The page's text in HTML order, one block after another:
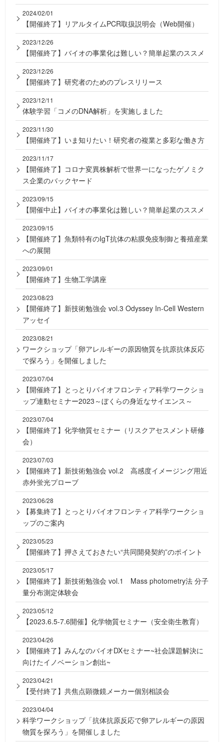
2024/02/01
【開催終了】リアルタイムPCR取扱説明会（Web開催）
2023/12/26
【開催終了】バイオの事業化は難しい？簡単起業のススメ
2023/12/26
【開催終了】研究者のためのプレスリリース
2023/12/11
体験学習「コメのDNA解析」を実施しました
2023/11/30
【開催終了】いま知りたい！研究者の複業と多彩な働き方
2023/11/17
【開催終了】コロナ変異株解析で世界一になったゲノミク
ス企業のバックヤード
2023/09/15
【開催中止】バイオの事業化は難しい？簡単起業のススメ
2023/09/15
【開催終了】魚類特有のIgT抗体の粘膜免疫制御と養殖産業
への展開
2023/09/01
【開催終了】生物工学講座
2023/08/23
【開催終了】新技術勉強会 vol.3 Odyssey In-Cell Western
アッセイ
2023/08/21
ワークショップ「卵アレルギーの原因物質を抗原抗体反応
で探ろう」を開催しました
2023/07/04
【開催終了】とっとりバイオフロンティア科学ワークショ
ップ連動セミナー2023～ぼくらの身近なサイエンス～
2023/07/04
【開催終了】化学物質セミナー（リスクアセスメント研修
会）
2023/07/03
【開催終了】新技術勉強会 vol.2 高感度イメージング用近
赤外蛍光プローブ
2023/06/28
【募集終了】とっとりバイオフロンティア科学ワークショ
ップのご案内
2023/05/23
【開催終了】押さえておきたい“共同開発契約”のポイント
2023/05/17
【開催終了】新技術勉強会 vol.1 Mass photometry法 分子
量分布測定体験会
2023/05/12
【2023.6.5-7.6開催】化学物質セミナー（安全衛生教育）
2023/04/26
【開催終了】みんなのバイオDXセミナー~社会課題解決に
向けたイノベーション創出~
2023/04/21
【受付終了】共焦点顕微鏡メーカー個別相談会
2023/04/04
科学ワークショップ「抗体抗原反応で卵アレルギーの原因
物質を探ろう」を開催しました